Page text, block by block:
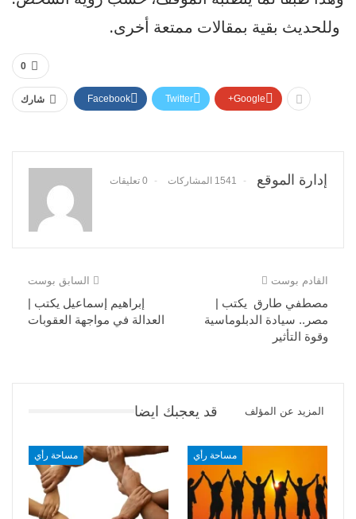
وللحديث بقية بمقالات ممتعة أخرى.
0
شارك Facebook Twitter Google+
إدارة الموقع 1541 المشاركات 0 تعليقات
السابق بوست
إبراهيم إسماعيل يكتب |
العدالة في مواجهة العقوبات
القادم بوست
مصطفي طارق يكتب |
مصر.. سيادة الدبلوماسية
وقوة التأثير
قد يعجبك ايضا المزيد عن المؤلف
مساحة رأي مساحة رأي